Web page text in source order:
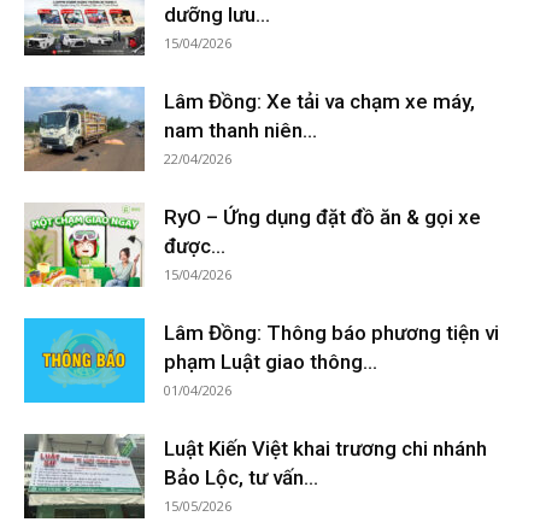
dưỡng lưu...
15/04/2026
Lâm Đồng: Xe tải va chạm xe máy,
nam thanh niên...
22/04/2026
RyO – Ứng dụng đặt đồ ăn & gọi xe
được...
15/04/2026
Lâm Đồng: Thông báo phương tiện vi
phạm Luật giao thông...
01/04/2026
Luật Kiến Việt khai trương chi nhánh
Bảo Lộc, tư vấn...
15/05/2026